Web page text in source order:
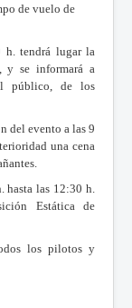
de vuelo de
tendrá lugar la
y se informará a
público, de los
del evento a las 9
una cena
las 12:30 h.
Estática de
los pilotos y